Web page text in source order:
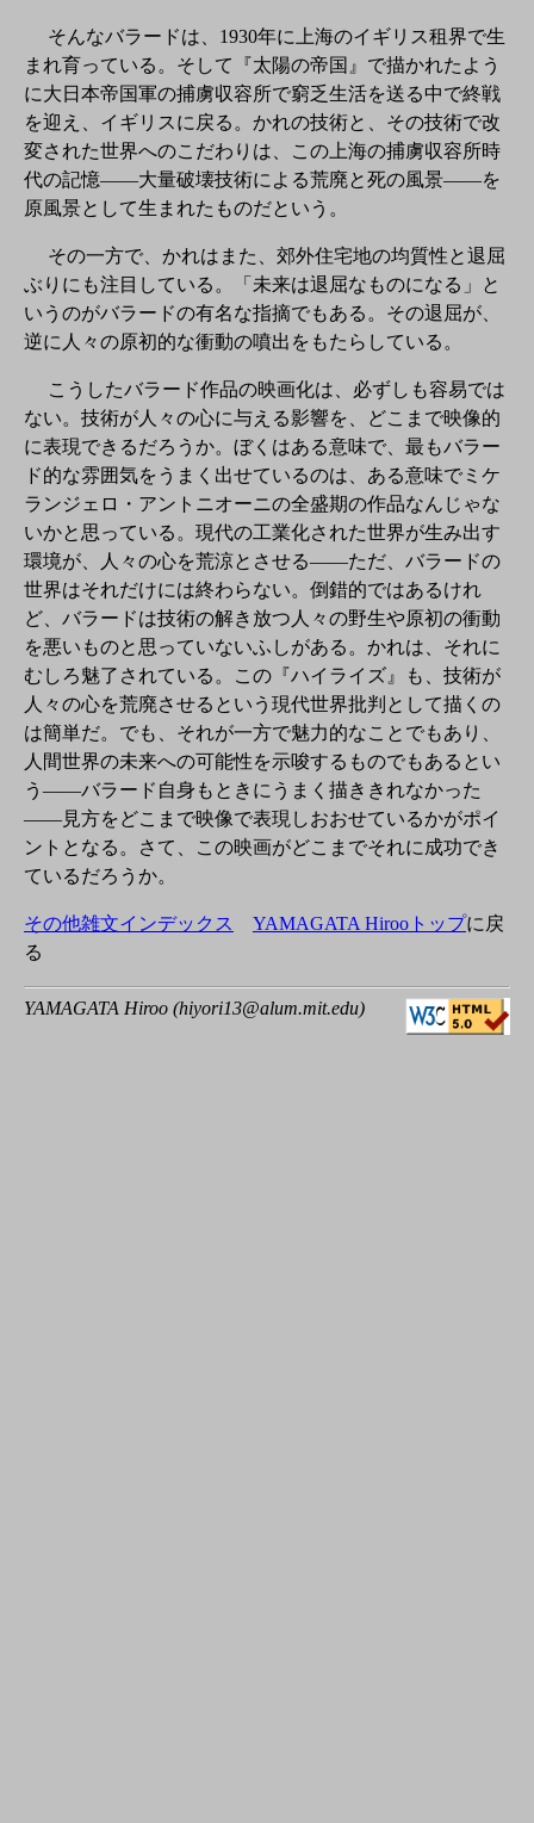
そんなバラードは、1930年に上海のイギリス租界で生
まれ育っている。そして『太陽の帝国』で描かれたよう
に大日本帝国軍の捕虜収容所で窮乏生活を送る中で終戦
を迎え、イギリスに戻る。かれの技術と、その技術で改
変された世界へのこだわりは、この上海の捕虜収容所時
代の記憶――大量破壊技術による荒廃と死の風景――を
原風景として生まれたものだという。
その一方で、かれはまた、郊外住宅地の均質性と退屈
ぶりにも注目している。「未来は退屈なものになる」と
いうのがバラードの有名な指摘でもある。その退屈が、
逆に人々の原初的な衝動の噴出をもたらしている。
こうしたバラード作品の映画化は、必ずしも容易では
ない。技術が人々の心に与える影響を、どこまで映像的
に表現できるだろうか。ぼくはある意味で、最もバラー
ド的な雰囲気をうまく出せているのは、ある意味でミケ
ランジェロ・アントニオーニの全盛期の作品なんじゃな
いかと思っている。現代の工業化された世界が生み出す
環境が、人々の心を荒涼とさせる――ただ、バラードの
世界はそれだけには終わらない。倒錯的ではあるけれ
ど、バラードは技術の解き放つ人々の野生や原初の衝動
を悪いものと思っていないふしがある。かれは、それに
むしろ魅了されている。この『ハイライズ』も、技術が
人々の心を荒廃させるという現代世界批判として描くの
は簡単だ。でも、それが一方で魅力的なことでもあり、
人間世界の未来への可能性を示唆するものでもあるとい
う――バラード自身もときにうまく描ききれなかった
――見方をどこまで映像で表現しおおせているかがポイ
ントとなる。さて、この映画がどこまでそれに成功でき
ているだろうか。
その他雑文インデックス YAMAGATA Hirooトップに戻
る
YAMAGATA Hiroo (hiyori13@alum.mit.edu)